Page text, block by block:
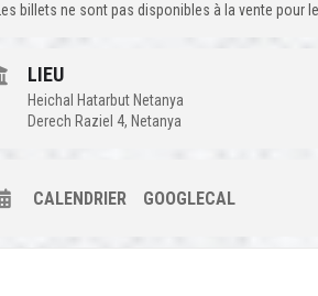
Les billets ne sont pas disponibles à la vente pour
LIEU
Heichal Hatarbut Netanya
Derech Raziel 4, Netanya
CALENDRIER GOOGLECAL